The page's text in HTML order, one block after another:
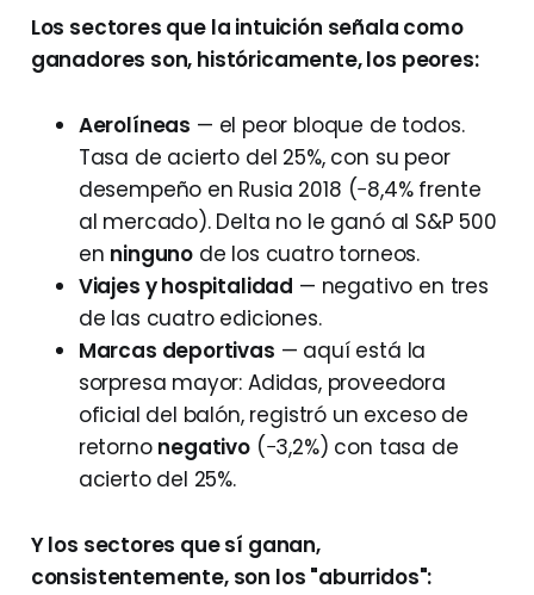
Los sectores que la intuición señala como
ganadores son, históricamente, los peores:
Aerolíneas — el peor bloque de todos.
Tasa de acierto del 25%, con su peor
desempeño en Rusia 2018 (−8,4% frente
al mercado). Delta no le ganó al S&P 500
en ninguno de los cuatro torneos.
Viajes y hospitalidad — negativo en tres
de las cuatro ediciones.
Marcas deportivas — aquí está la
sorpresa mayor: Adidas, proveedora
oficial del balón, registró un exceso de
retorno negativo(−3,2%) con tasa de
acierto del 25%.
Y los sectores que sí ganan,
consistentemente, son los "aburridos":